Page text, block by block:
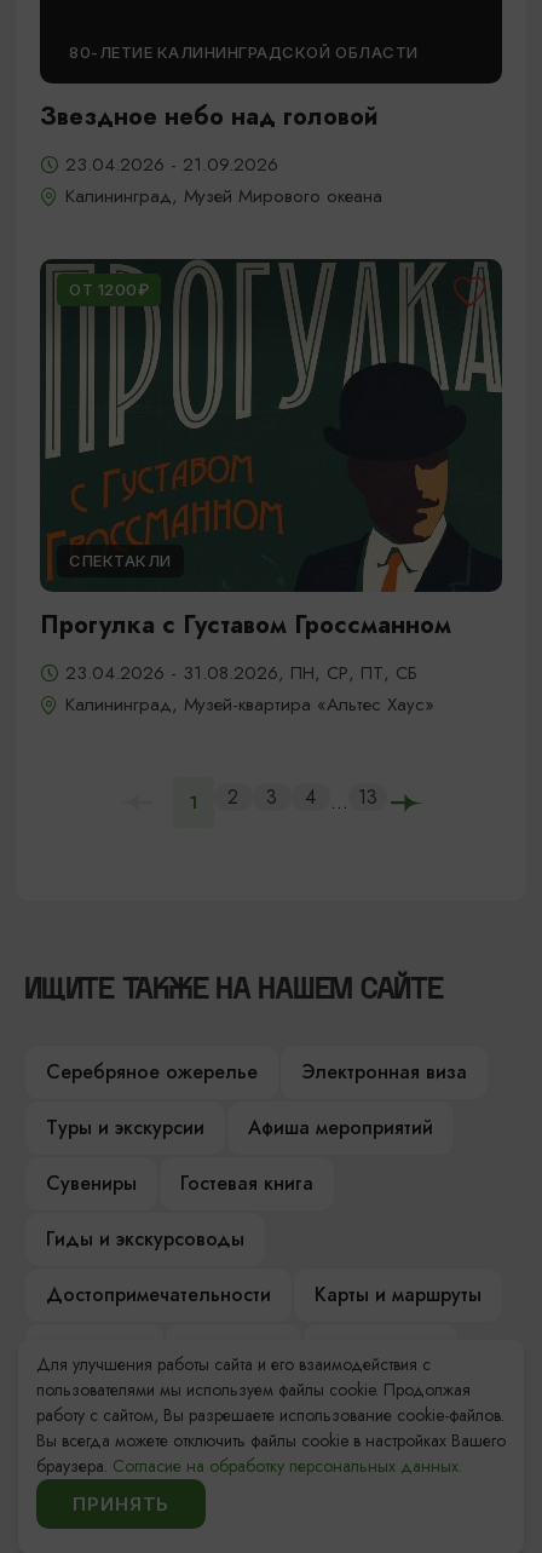
80-ЛЕТИЕ КАЛИНИНГРАДСКОЙ ОБЛАСТИ
Звездное небо над головой
23.04.2026 - 21.09.2026
Калининград, Музей Мирового океана
ОТ 1200₽
СПЕКТАКЛИ
Прогулка с Густавом Гроссманном
23.04.2026 - 31.08.2026, ПН, СР, ПТ, СБ
Калининград, Музей-квартира «Альтес Хаус»
1 2 3 4 ... 13
ИЩИТЕ ТАКЖЕ НА НАШЕМ САЙТЕ
Серебряное ожерелье
Электронная виза
Туры и экскурсии
Афиша мероприятий
Сувениры
Гостевая книга
Гиды и экскурсоводы
Достопримечательности
Карты и маршруты
Компас Балтийской кухни
Настоящий Калининградец
Музеи
Для улучшения работы сайта и его взаимодействия с
пользователями мы используем файлы cookie. Продолжая
работу с сайтом, Вы разрешаете использование cookie-файлов.
Вы всегда можете отключить файлы cookie в настройках Вашего
браузера. Согласие на обработку персональных данных.
ПРИНЯТЬ